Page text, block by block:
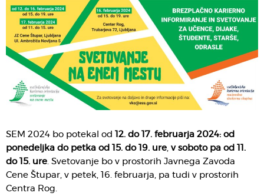
SEM 2024 bo potekal od
12. do 17. februarja 2024: od
ponedeljka do petka od 15. do 19. ure v soboto pa od 11.
do 15. ure . Svetovanje bo v prostorih Javnega Zavoda
Cene Štupar, v petek, 16. februarja, pa tudi v prostorih
Centra Rog.